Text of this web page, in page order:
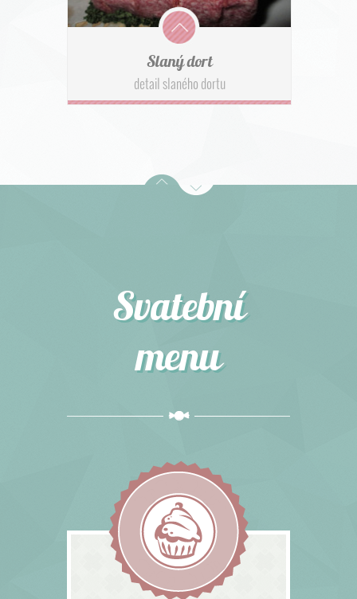
Slaný dort
detail slaného dortu
Svatební
menu